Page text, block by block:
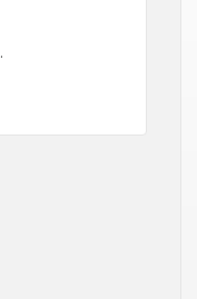
.